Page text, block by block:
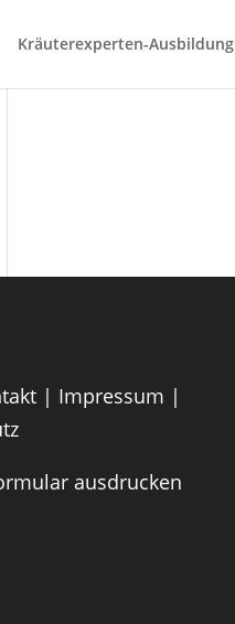
Kräuterexperten-Ausbildung
| Impressum |
ausdrucken